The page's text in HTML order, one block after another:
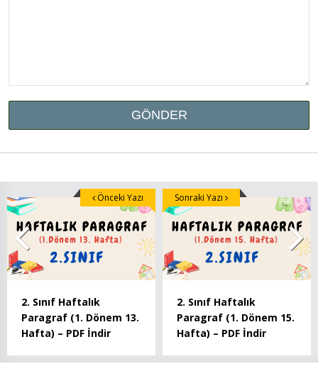
2. Sınıf Haftalık
Paragraf (1. Dönem 13.
Hafta) – PDF İndir
Önceki Yazı
2. Sınıf Haftalık
Paragraf (1. Dönem 15.
Hafta) – PDF İndir
Sonraki Yazı